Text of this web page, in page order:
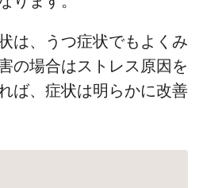
は、うつ症状でもよくみ
の場合はストレス原因を
ば、症状は明らかに改善